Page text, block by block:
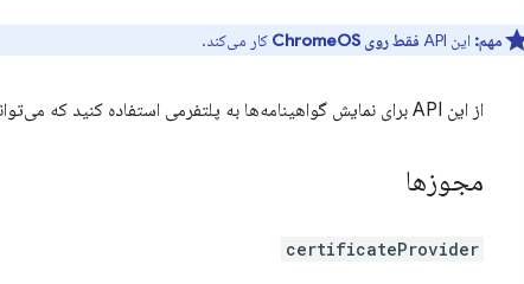
مهم: این API فقط روی ChromeOS کار می‌کند.
از این API برای نمایش گواهینامه‌ها به پلتفرمی استفاده کنید که می‌تواند از این گواهینامه‌ها برای احراز هویت TLS استفاده کند.
مجوزها
certificateProvider